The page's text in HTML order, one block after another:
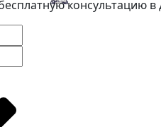
консультацию